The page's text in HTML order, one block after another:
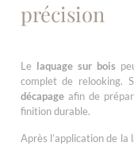
précision
Le laquage sur bois
complet de relooking.
décapageafin de
finition durable.
Après l’application de la